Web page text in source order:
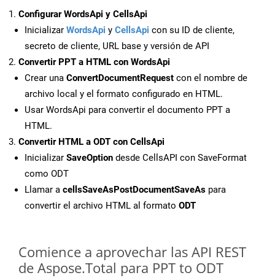
Configurar WordsApi y CellsApi
Inicializar WordsApi y CellsApi con su ID de cliente,
secreto de cliente, URL base y versión de API
Convertir PPT a HTML con WordsApi
Crear una ConvertDocumentRequest con el nombre de
archivo local y el formato configurado en HTML.
Usar WordsApi para convertir el documento PPT a
HTML.
Convertir HTML a ODT con CellsApi
Inicializar SaveOption desde CellsAPI con SaveFormat
como ODT
Llamar a cellsSaveAsPostDocumentSaveAs para
convertir el archivo HTML al formato ODT
Comience a aprovechar las API REST
de Aspose.Total para PPT to ODT